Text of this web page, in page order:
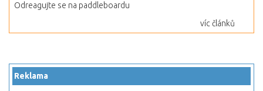
Odreagujte se na paddleboardu
víc článků
Reklama